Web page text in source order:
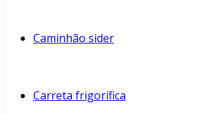
Caminhão sider
Carreta frigorífica